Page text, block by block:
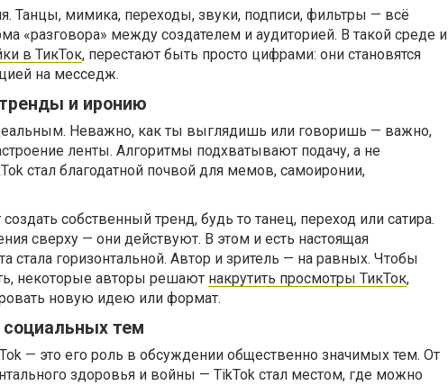
Танцы, мимика, переходы, звуки, подписи, фильтры — всё
«разговора» между создателем и аудиторией. В такой среде и
в ТикТок, перестают быть просто цифрами: они становятся
на месседж.
и иронию
Неважно, как ты выглядишь или говоришь — важно,
ленты. Алгоритмы подхватывают подачу, а не
стал благодатной почвой для мемов, самоиронии,
собственный тренд, будь то танец, переход или сатира.
сверху — они действуют. В этом и есть настоящая
стала горизонтальной. Автор и зритель — на равных. Чтобы
некоторые авторы решают накрутить просмотры ТикТок,
новую идею или формат.
социальных тем
— это его роль в обсуждении общественно значимых тем. От
здоровья и войны — TikTok стал местом, где можно